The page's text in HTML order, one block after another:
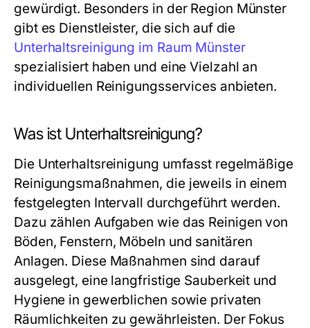
gewürdigt. Besonders in der Region Münster
gibt es Dienstleister, die sich auf die
Unterhaltsreinigung im Raum Münster
spezialisiert haben und eine Vielzahl an
individuellen Reinigungsservices anbieten.
Was ist Unterhaltsreinigung?
Die Unterhaltsreinigung umfasst regelmäßige
Reinigungsmaßnahmen, die jeweils in einem
festgelegten Intervall durchgeführt werden.
Dazu zählen Aufgaben wie das Reinigen von
Böden, Fenstern, Möbeln und sanitären
Anlagen. Diese Maßnahmen sind darauf
ausgelegt, eine langfristige Sauberkeit und
Hygiene in gewerblichen sowie privaten
Räumlichkeiten zu gewährleisten. Der Fokus